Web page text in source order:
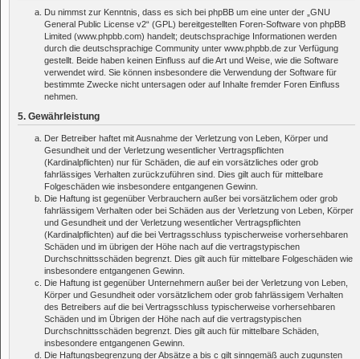
Du nimmst zur Kenntnis, dass es sich bei phpBB um eine unter der „ GNU
General Public License v2“ (GPL) bereitgestellten Foren-Software von phpBB
Limited (www.phpbb.com) handelt; deutschsprachige Informationen werden
durch die deutschsprachige Community unter www.phpbb.de zur Verfügung
gestellt. Beide haben keinen Einfluss auf die Art und Weise, wie die Software
verwendet wird. Sie können insbesondere die Verwendung der Software für
bestimmte Zwecke nicht untersagen oder auf Inhalte fremder Foren Einfluss
nehmen.
5. Gewährleistung
Der Betreiber haftet mit Ausnahme der Verletzung von Leben, Körper und
Gesundheit und der Verletzung wesentlicher Vertragspflichten
(Kardinalpflichten) nur für Schäden, die auf ein vorsätzliches oder grob
fahrlässiges Verhalten zurückzuführen sind. Dies gilt auch für mittelbare
Folgeschäden wie insbesondere entgangenen Gewinn.
Die Haftung ist gegenüber Verbrauchern außer bei vorsätzlichem oder grob
fahrlässigem Verhalten oder bei Schäden aus der Verletzung von Leben, Körper
und Gesundheit und der Verletzung wesentlicher Vertragspflichten
(Kardinalpflichten) auf die bei Vertragsschluss typischerweise vorhersehbaren
Schäden und im übrigen der Höhe nach auf die vertragstypischen
Durchschnittsschäden begrenzt. Dies gilt auch für mittelbare Folgeschäden wie
insbesondere entgangenen Gewinn.
Die Haftung ist gegenüber Unternehmern außer bei der Verletzung von Leben,
Körper und Gesundheit oder vorsätzlichem oder grob fahrlässigem Verhalten
des Betreibers auf die bei Vertragsschluss typischerweise vorhersehbaren
Schäden und im Übrigen der Höhe nach auf die vertragstypischen
Durchschnittsschäden begrenzt. Dies gilt auch für mittelbare Schäden,
insbesondere entgangenen Gewinn.
Die Haftungsbegrenzung der Absätze a bis c gilt sinngemäß auch zugunsten